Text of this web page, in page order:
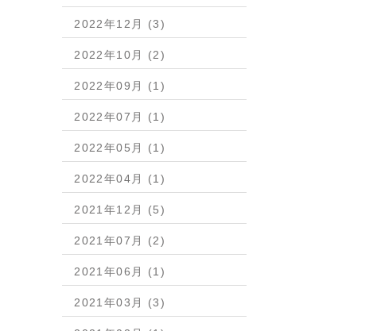
2022年12月 (3)
2022年10月 (2)
2022年09月 (1)
2022年07月 (1)
2022年05月 (1)
2022年04月 (1)
2021年12月 (5)
2021年07月 (2)
2021年06月 (1)
2021年03月 (3)